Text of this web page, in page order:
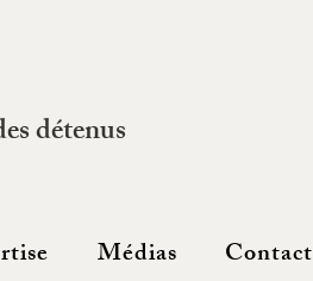
détenus
Médias Contact